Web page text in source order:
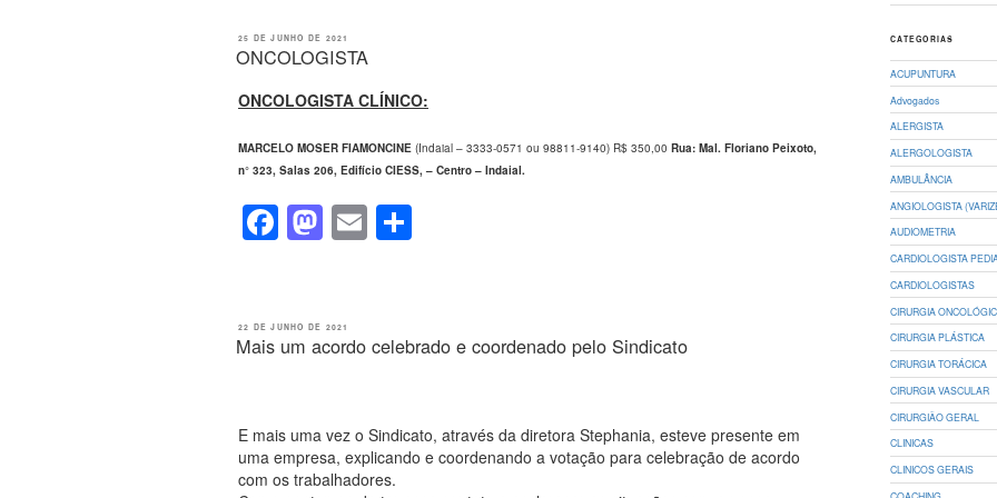
e
b
o
o
k
o
d
o
n
PUBLICADO
25 DE JUNHO DE 2021
ONCOLOGISTA
ONCOLOGISTA CLÍNICO:
MARCELO MOSER FIAMONCINE (Indaial – 3333-0571 ou 98811-9140) R$ 350,00 Rua: Mal. Floriano Peixoto,
n° 323, Salas 206, Edifício CIESS, – Centro – Indaial.
F
a
e
b
o
k
M
a
o
d
n
E
m
e
PUBLICADO
22 DE JUNHO DE 2021
Mais um acordo celebrado e coordenado pelo Sindicato
E mais uma vez o Sindicato, através da diretora Stephania, esteve presente em
uma empresa, explicando e coordenando a votação para celebração de acordo
com os trabalhadores.
CATEGORIAS
ACUPUNTURA
Advogados
ALERGISTA
ALERGOLOGISTA
AMBULÂNCIA
ANGIOLOGISTA
AUDIOMETRIA
CARDIOLOGISTA
CARDIOLOGISTAS
CIRURGIA
CIRURGIA PLÁSTICA
CIRURGIA TORÁCICA
CIRURGIA VASCULAR
CIRURGIÃO GERAL
CLINICAS
CLINICOS GERAIS